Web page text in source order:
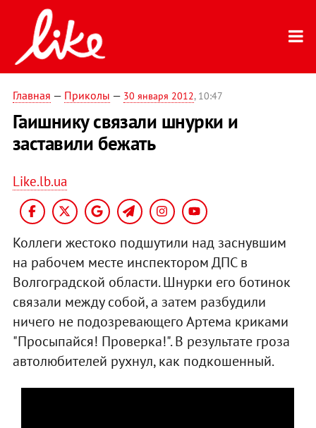
Главная — Приколы — 30 января 2012, 10:47
Гаишнику связали шнурки и
заставили бежать
Like.lb.ua
Коллеги жестоко подшутили над заснувшим
на рабочем месте инспектором ДПС в
Волгоградской области. Шнурки его ботинок
связали между собой, а затем разбудили
ничего не подозревающего Артема криками
"Просыпайся! Проверка!". В результате гроза
автолюбителей рухнул, как подкошенный.